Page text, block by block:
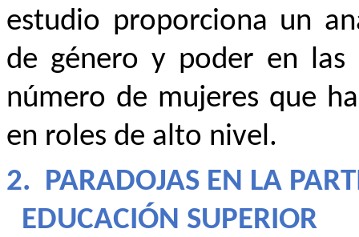
estudio proporciona un
de género y poder en las
número de mujeres que
en roles de alto nivel.
2. PARADOJAS EN LA
EDUCACIÓN SUPERIOR